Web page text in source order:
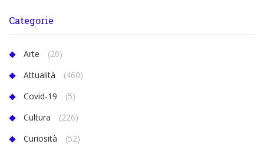
Categorie
Arte
(20)
Attualità
(460)
Covid-19
(5)
Cultura
(226)
Curiosità
(52)